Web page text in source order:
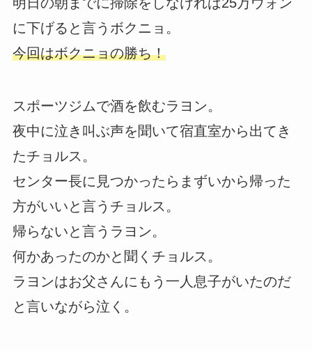
に下げると言うボクニョ。
今回はボクニョの勝ち！
スポーツジムで酒を飲むラヨン。
夜中に泣き叫ぶ声を聞いて宿直室から出てき
たチョルス。
センター長に見つかったらまずいから帰った
方がいいと言うチョルス。
帰らないと言うラヨン。
何かあったのかと聞くチョルス。
ラヨンはお父さんにもう一人息子がいたのだ
と言いながら泣く。